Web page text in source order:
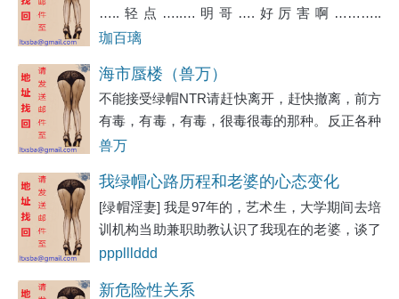
…..轻点…..…明哥….好厉害啊………..
噢………..不行,我不行了…….噢…….好
在房中的桌子上,被另一个身材高大的男子压在
身下。那少女紧紧抱着那个叫阿明的男子,雪白
的长腿也大力的夹着男子粗壮的腰身,那玲珑浮
凸的身躺随着男子抽插而剧烈地扭动着、摇摆
弄、挤压着。
珈百璃
海市蜃楼（兽万）
不能接受绿帽NTR请赶快离开，赶快撤离，前方
有毒，有毒，有毒，很毒很毒的那种。反正各种
重口味，乱伦，绿冒被绿都会出现，不能接受的
和纯洁的思想就不好啦，快走，你不要过来呀哈
哈哈。地址发布Www.01bz.cc收藏以备不时之需
地址发布Www.01bz.cc收藏以备不时之需
兽万
我绿帽心路历程和老婆的心态变化
[绿帽淫妻] 我是97年的，艺术生，大学期间去培
训机构当助兼职助教认识了我现在的老婆，谈了
四年目前马上结婚了。 想象一下 脱离父母在外
的男老师会有什么想法？ 没错我和老婆就是这
ppplllddd
新危险性关系